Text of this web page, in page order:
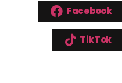
Facebook
TikTok